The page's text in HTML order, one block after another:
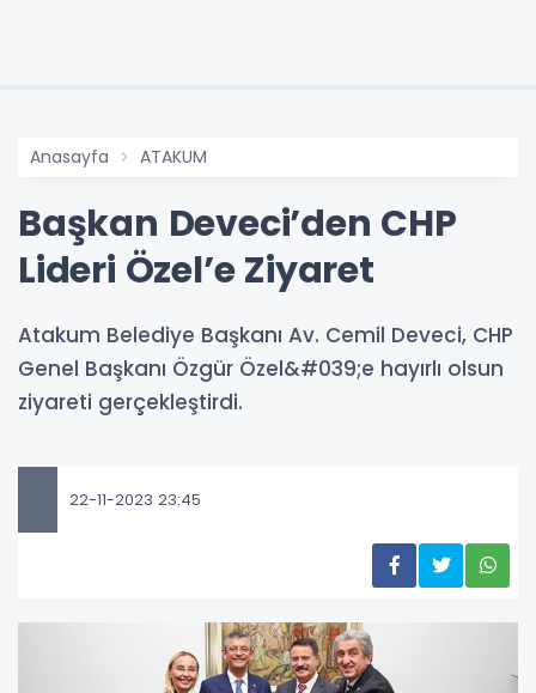
Anasayfa ATAKUM
Başkan Deveci’den CHP
Lideri Özel’e Ziyaret
Atakum Belediye Başkanı Av. Cemil Deveci, CHP
Genel Başkanı Özgür Özel&#039;e hayırlı olsun
ziyareti gerçekleştirdi.
22-11-2023 23:45